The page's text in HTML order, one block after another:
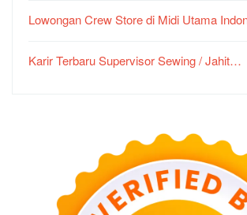
Lowongan Crew Store di Midi Utama
Karir Terbaru Supervisor Sewing / Jahit…